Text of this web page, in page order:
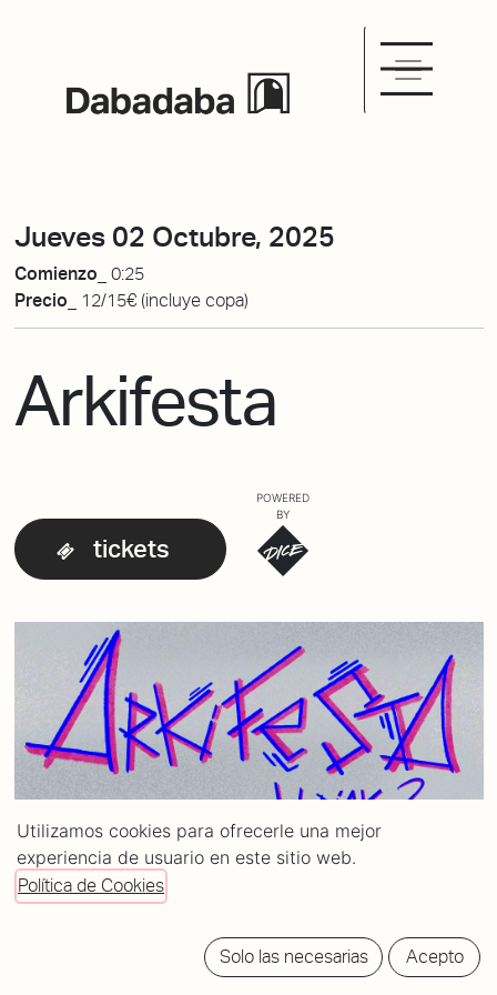
Jueves 02 Octubre, 2025
Comienzo_ 0:25
Precio_
12/15€ (incluye copa)
Arkifesta
tickets
POWERED
BY
Utilizamos cookies para ofrecerle una mejor
experiencia de usuario en este sitio web.
Política de Cookies
Solo las necesarias Acepto